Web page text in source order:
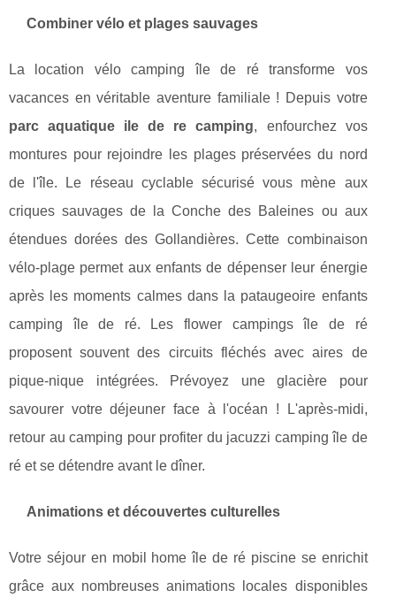
Combiner vélo et plages sauvages
La location vélo camping île de ré transforme vos
vacances en véritable aventure familiale ! Depuis votre
parc aquatique ile de re camping, enfourchez vos
montures pour rejoindre les plages préservées du nord
de l'île. Le réseau cyclable sécurisé vous mène aux
criques sauvages de la Conche des Baleines ou aux
étendues dorées des Gollandières. Cette combinaison
vélo-plage permet aux enfants de dépenser leur énergie
après les moments calmes dans la pataugeoire enfants
camping île de ré. Les flower campings île de ré
proposent souvent des circuits fléchés avec aires de
pique-nique intégrées. Prévoyez une glacière pour
savourer votre déjeuner face à l'océan ! L'après-midi,
retour au camping pour profiter du jacuzzi camping île de
ré et se détendre avant le dîner.
Animations et découvertes culturelles
Votre séjour en mobil home île de ré piscine se enrichit
grâce aux nombreuses animations locales disponibles